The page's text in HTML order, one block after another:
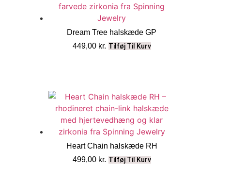
Dream Tree halskæde GP
449,00 kr. Tilføj Til Kurv
Heart Chain halskæde RH
499,00 kr. Tilføj Til Kurv